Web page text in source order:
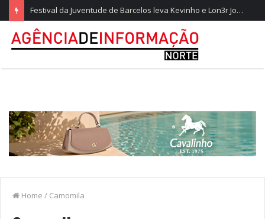
Festival da Juventude de Barcelos leva Kevinho e Lon3r Johny à Frente Ribeirinha
Home / Camomila